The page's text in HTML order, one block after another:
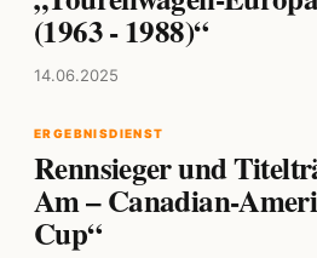
(1963 - 1988)“
14.06.2025
ERGEBNISDIENST
Rennsieger und
Am – Canadian-
Cup“